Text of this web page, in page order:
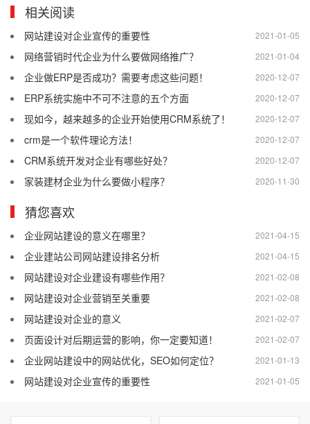
相关阅读
2021-01-05
网站建设对企业宣传的重要性
2021-01-04
网络营销时代企业为什么要做网络推广？
2020-12-07
企业做ERP是否成功？需要考虑这些问题！
2020-12-07
ERP系统实施中不可不注意的五个方面
2020-12-07
现如今，越来越多的企业开始使用CRM系统了！
2020-12-07
crm是一个软件理论方法！
2020-12-07
CRM系统开发对企业有哪些好处？
2020-11-30
家装建材企业为什么要做小程序？
猜您喜欢
2021-04-15
企业网站建设的意义在哪里？
2021-04-15
企业建站公司网站建设排名分析
2021-02-08
网站建设对企业建设有哪些作用？
2021-02-08
网站建设对企业营销至关重要
2021-02-07
网站建设对企业的意义
2021-02-07
页面设计对后期运营的影响，你一定要知道！
2021-01-13
企业网站建设中的网站优化，SEO如何定位？
2021-01-05
网站建设对企业宣传的重要性